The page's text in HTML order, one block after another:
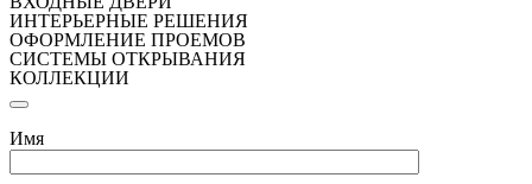
ИНТЕРЬЕРНЫЕ РЕШЕНИЯ
ОФОРМЛЕНИЕ ПРОЕМОВ
СИСТЕМЫ ОТКРЫВАНИЯ
КОЛЛЕКЦИИ
Имя